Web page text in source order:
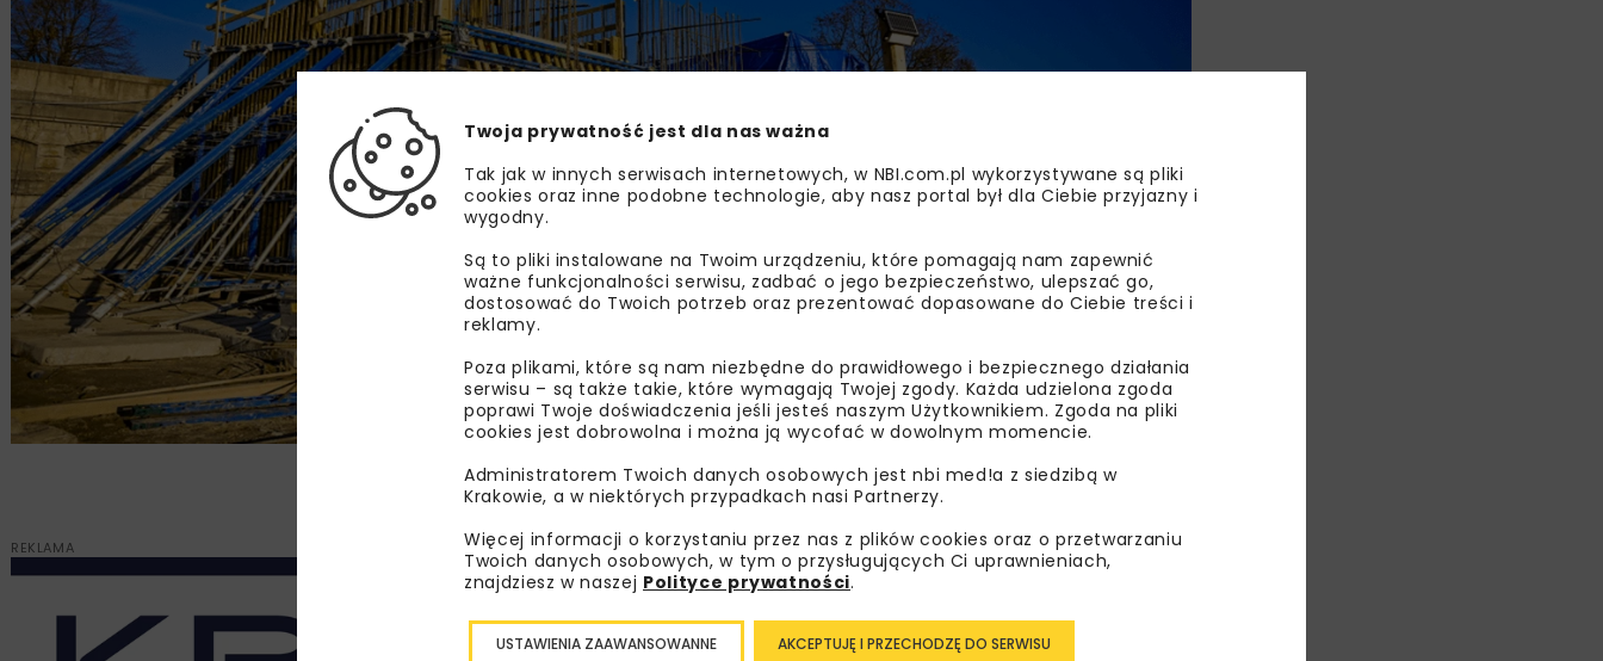
Zdjęcie: Zarząd Inwestycji Miejskich w Krakowie, www.zim.krakow.pl
REKLAMA
Twoja prywatność jest dla nas ważna
Tak jak w innych serwisach internetowych, w NBI.com.pl wykorzystywane są pliki
cookies oraz inne podobne technologie, aby nasz portal był dla Ciebie przyjazny i
wygodny.
Są to pliki instalowane na Twoim urządzeniu, które pomagają nam zapewnić
ważne funkcjonalności serwisu, zadbać o jego bezpieczeństwo, ulepszać go,
dostosować do Twoich potrzeb oraz prezentować dopasowane do Ciebie treści i
reklamy.
Poza plikami, które są nam niezbędne do prawidłowego i bezpiecznego działania
serwisu – są także takie, które wymagają Twojej zgody. Każda udzielona zgoda
poprawi Twoje doświadczenia jeśli jesteś naszym Użytkownikiem. Zgoda na pliki
cookies jest dobrowolna i można ją wycofać w dowolnym momencie.
Administratorem Twoich danych osobowych jest nbi med!a z siedzibą w
Krakowie, a w niektórych przypadkach nasi Partnerzy.
Więcej informacji o korzystaniu przez nas z plików cookies oraz o przetwarzaniu
Twoich danych osobowych, w tym o przysługujących Ci uprawnieniach,
znajdziesz w naszej Polityce prywatności.
AKCEPTUJĘ I PRZECHODZĘ DO SERWISU
USTAWIENIA ZAAWANSOWANNE